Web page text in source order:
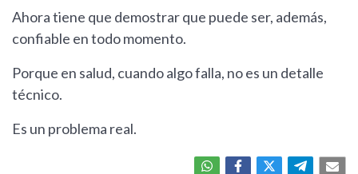
Ahora tiene que demostrar que puede ser, además,
confiable en todo momento.
Porque en salud, cuando algo falla, no es un detalle
técnico.
Es un problema real.